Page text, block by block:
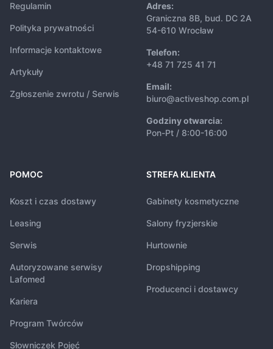
Regulamin
Polityka prywatności
Informacje kontaktowe
Artykuły
Zgłoszenie zwrotu / Serwis
Adres:
Graniczna 8B, bud. DC 2A
54-610 Wrocław
Telefon:
+48 71 725 41 71
Email:
biuro@activeshop.com.pl
Godziny otwarcia:
Pon-Pt / 8:00-16:00
POMOC
Koszt i czas dostawy
Leasing
Serwis
Autoryzowane serwisy
Lafomed
Kariera
Program Twórców
Słowniczek Pojęć
STREFA KLIENTA
Gabinety kosmetyczne
Salony fryzjerskie
Hurtownie
Dropshipping
Producenci i dostawcy